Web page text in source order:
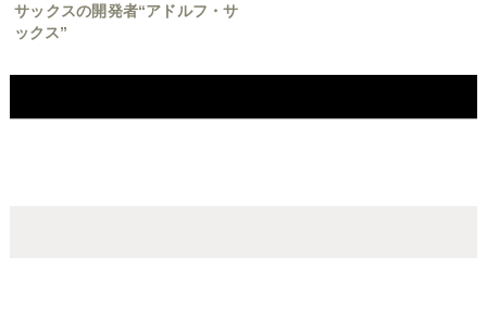
サックスの開発者“アドルフ・サ
ックス”